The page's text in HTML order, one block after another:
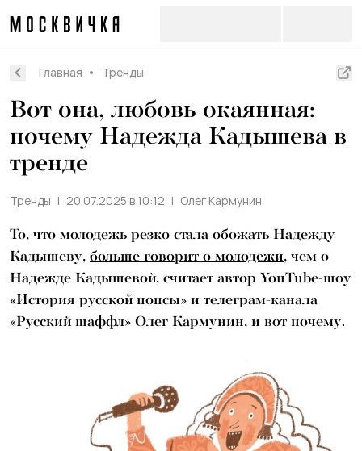
Главная Тренды
Вот она, любовь окаянная:
почему Надежда Кадышева в
тренде
Тренды 20.07.2025 в 10:12 Олег Кармунин
То, что молодежь резко стала обожать Надежду
Кадышеву, больше говорит о молодежи, чем о
Надежде Кадышевой, считает автор YouTube-шоу
«История русской попсы» и телеграм-канала
«Русский шаффл» Олег Кармунин, и вот почему.